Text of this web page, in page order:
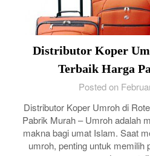
Distributor Koper
Terbaik Harga
Posted on
Distributor Koper Umroh di
Pabrik Murah – Umroh adalah
makna bagi umat Islam. Saat
umroh, penting untuk memilih